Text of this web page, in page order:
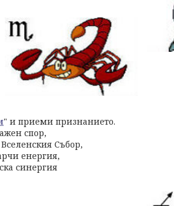
" и приеми признанието.
спор,
Събор,
енергия,
синергия